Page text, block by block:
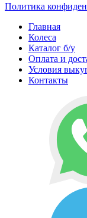
Политика
Главная
Колеса
Каталог б/у
Оплата и
Условия
Контакты